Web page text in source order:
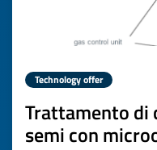
Technology offer
Trattamento di
semi con